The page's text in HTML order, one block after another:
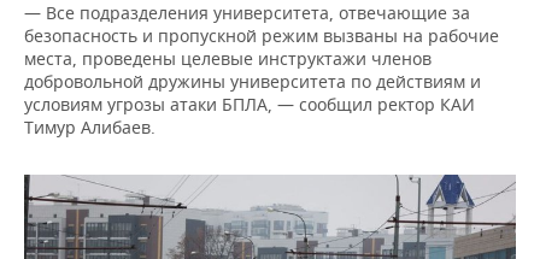
— Все подразделения университета, отвечающие за
безопасность и пропускной режим вызваны на рабочие
места, проведены целевые инструктажи членов
добровольной дружины университета по действиям и
условиям угрозы атаки БПЛА, — сообщил ректор КАИ
Тимур Алибаев.